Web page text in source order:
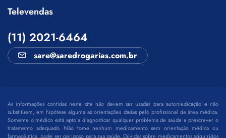
Televendas
(11) 2021-6464
sare@saredrogarias.com.br
As informações contidas neste site não devem ser usadas para automedicação e não
substituem, em hipótese alguma as orientações dadas pelo profissional da área médica.
Somente o médico está apto a diagnosticar qualquer problema de saúde e prescrever o
tratamento adequado. Não tome nenhum medicamento sem orientação médica ou
farmacêutica, pode ser perigoso para sua saúde. Dúvidas sobre medicamentos adquiridos